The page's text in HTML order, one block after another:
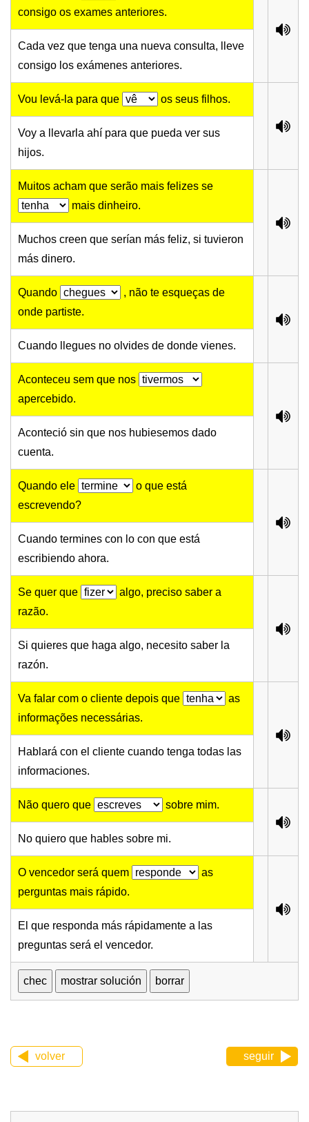
consigo os exames anteriores.
Cada vez que tenga una nueva consulta, lleve
consigo los exámenes anteriores.
Vou levá-la para que os seus filhos.
Voy a llevarla ahí para que pueda ver sus
hijos.
Muitos acham que serão mais felizes se
mais dinheiro.
Muchos creen que serían más feliz, si tuvieron
más dinero.
Quando
, não te esqueças de
onde partiste.
Cuando llegues no olvides de donde vienes.
Aconteceu sem que nos
apercebido.
Aconteció sin que nos hubiesemos dado
cuenta.
Quando ele
o que está
escrevendo?
Cuando termines con lo con que está
escribiendo ahora.
Se quer que
algo, preciso saber a
razão.
Si quieres que haga algo, necesito saber la
razón.
Va falar com o cliente depois que
as
informações necessárias.
Hablará con el cliente cuando tenga todas las
informaciones.
Não quero que sobre mim.
No quiero que hables sobre mi.
O vencedor será quem
as
perguntas mais rápido.
El que responda más rápidamente a las
preguntas será el vencedor.
volver seguir